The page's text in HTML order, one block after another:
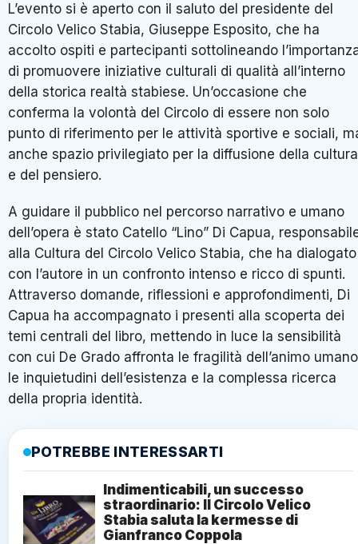
L’evento si è aperto con il saluto del presidente del
Circolo Velico Stabia, Giuseppe Esposito, che ha
accolto ospiti e partecipanti sottolineando
di promuovere iniziative culturali di qualità all’interno
della storica realtà stabiese. Un’occasione che
conferma la volontà del Circolo di essere non solo
punto di riferimento per le attività sportive e sociali,
anche spazio privilegiato per la diffusione della cultura
e del pensiero.
A guidare il pubblico nel percorso narrativo e umano
dell’opera è stato Catello “Lino” Di Capua,
alla Cultura del Circolo Velico Stabia, che ha dialogato
con l’autore in un confronto intenso e ricco di spunti.
Attraverso domande, riflessioni e approfondimenti, Di
Capua ha accompagnato i presenti alla scoperta dei
temi centrali del libro, mettendo in luce la sensibilità
con cui De Grado affronta le fragilità dell’animo
le inquietudini dell’esistenza e la complessa ricerca
della propria identità.
POTREBBE INTERESSARTI
Indimenticabili, un successo
straordinario: Il Circolo Velico
Stabia saluta la kermesse di
Gianfranco Coppola